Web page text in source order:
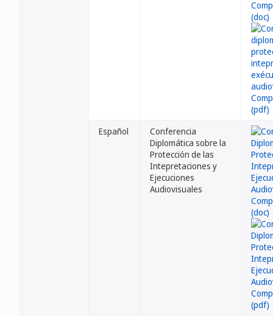
Español
Conferencia
Diplomática sobre la
Protección de las
Intepretaciones y
Ejecuciones
Audiovisuales